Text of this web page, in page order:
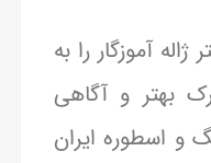
آموزگار را به
بهتر و آگاهی
و اسطوره ایران